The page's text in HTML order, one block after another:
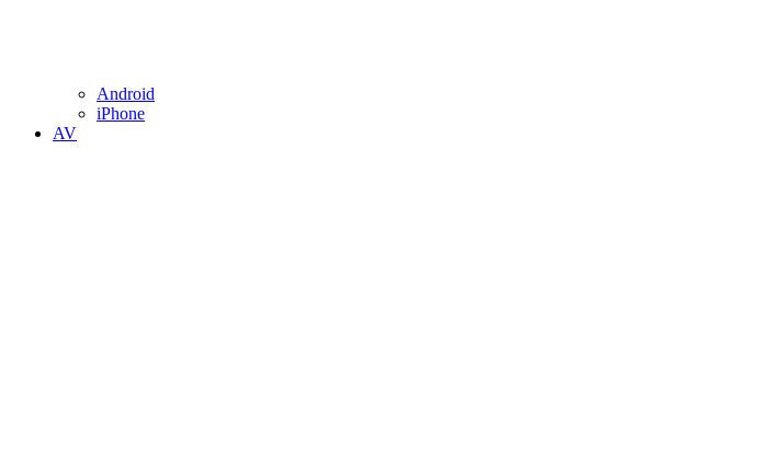
Android
iPhone
AV